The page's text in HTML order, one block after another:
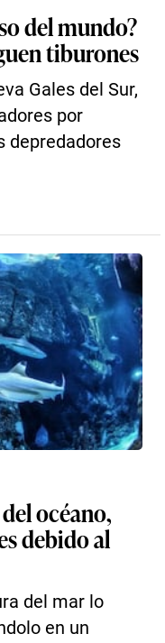
del mundo?
tiburones
Gales del Sur,
por
depredadores
océano,
debido al
del mar lo
en un